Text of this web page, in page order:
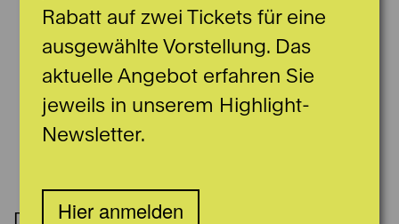
Die australische Sopranistin Karina Bailey ist
Rabatt auf zwei Tickets für eine
ausgewählte Vorstellung. Das
aktuelle Angebot erfahren Sie
jeweils in unserem Highlight-
Newsletter.
Hier anmelden